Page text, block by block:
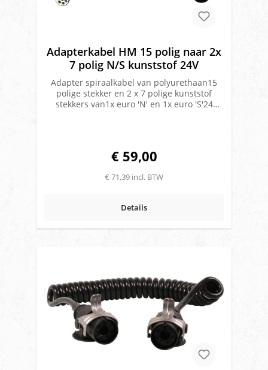
Adapterkabel HM 15 polig naar 2x
7 polig N/S kunststof 24V
Adapter spiraalkabel van polyurethaan15
polige stekker en 2 x 7 polige kunststof
stekkers van1x euro 'N' en 1x euro 'S'24
€ 59,00
€ 71,39 incl. BTW
Details